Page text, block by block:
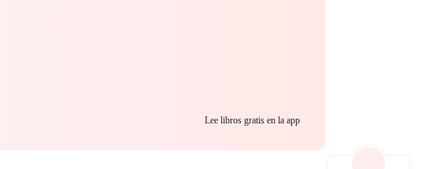
Lee libros gratis en la app